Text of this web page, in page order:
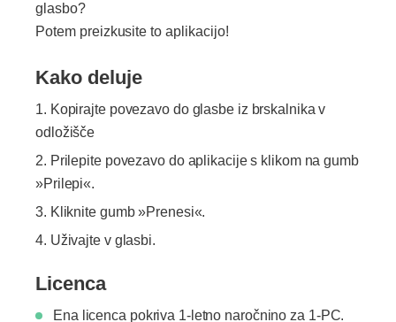
glasbo?
Potem preizkusite to aplikacijo!
Kako deluje
Kopirajte povezavo do glasbe iz brskalnika v
odložišče
Prilepite povezavo do aplikacije s klikom na gumb
»Prilepi«.
Kliknite gumb »Prenesi«.
Uživajte v glasbi.
Licenca
Ena licenca pokriva 1-letno naročnino za 1-PC.